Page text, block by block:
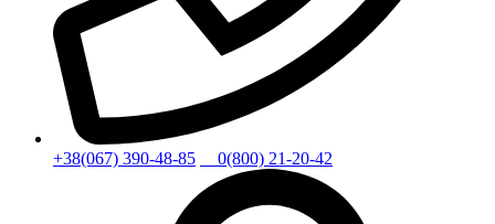
+38(067) 390-48-85 0(800) 21-20-42